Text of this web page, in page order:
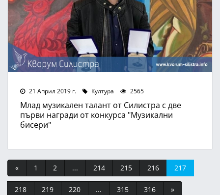
21 Април 2019 г. Култура 2565
Млад музикален талант от Силистра с две
първи награди от конкурса "Музикални
бисери"
« 1 2 ... 214 215 216 217
218 219 220 ... 315 316 »